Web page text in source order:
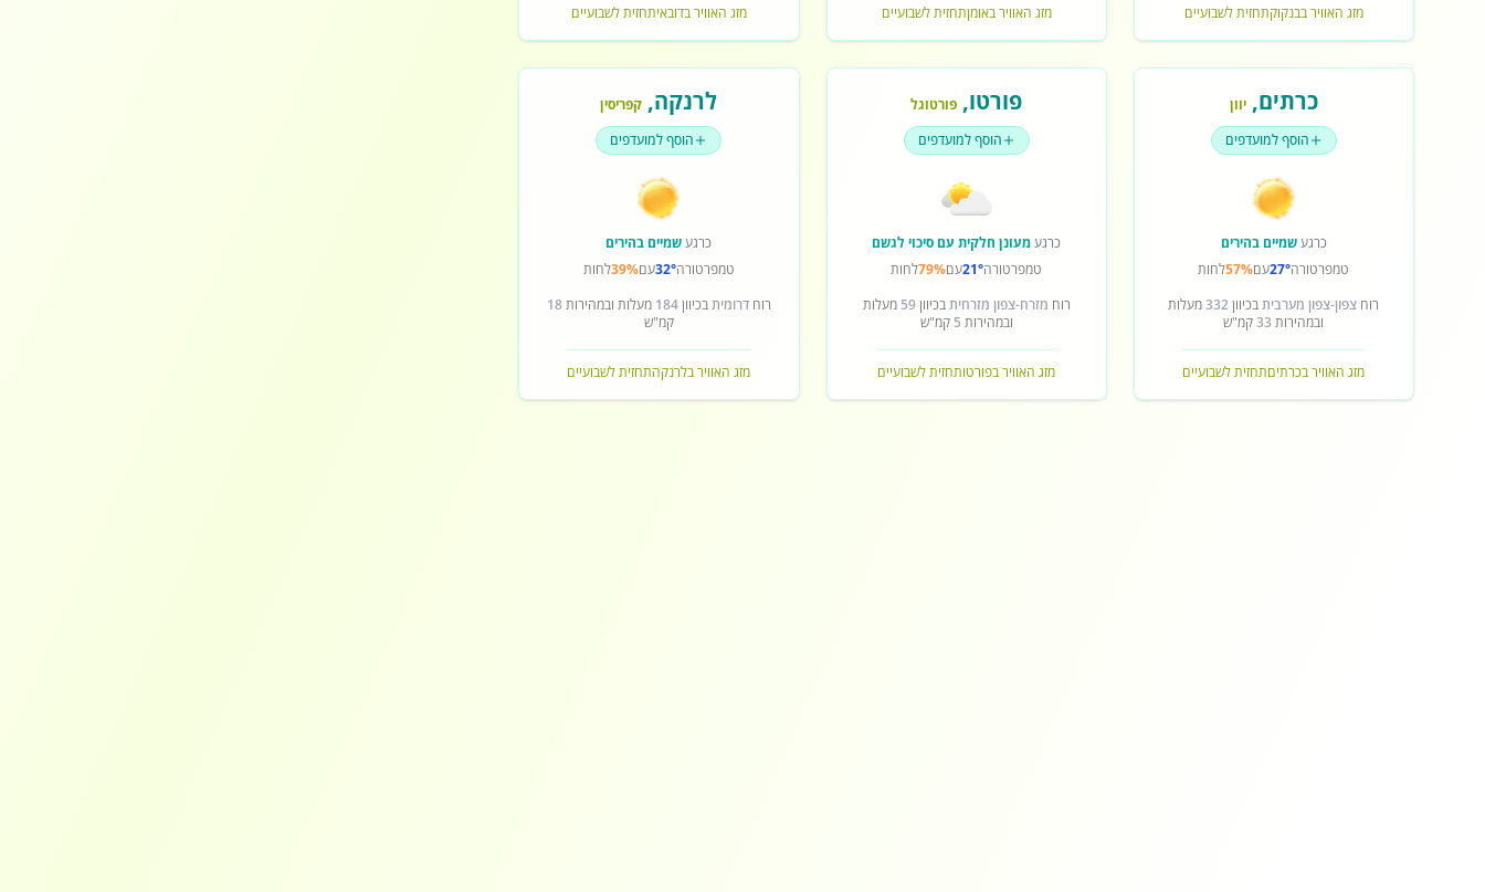
מזג האוויר בבנקוקתחזית לשבועיים מזג האוויר באומןתחזית לשבועיים מזג האוויר בדובאיתחזית לשבועיים
כרתים,יוון
הוסף למועדפים
כרגעשמיים בהירים
טמפרטורה27°עם57%לחות
רוח צפון-צפון מערביתבכיוון332מעלות
ובמהירות 33קמ"ש
מזג האוויר בכרתיםתחזית לשבועיים
פורטו, פורטוגל
הוסף למועדפים
כרגעמעונן חלקית עם סיכוי לגשם
טמפרטורה21°עם79%לחות
רוח מזרח-צפון מזרחיתבכיוון59 מעלות
ובמהירות 5 קמ"ש
מזג האוויר בפורטותחזית לשבועיים
לרנקה, קפריסין
הוסף למועדפים
כרגעשמיים בהירים
טמפרטורה32°עם39%לחות
רוחדרומיתבכיוון184 מעלות ובמהירות18
קמ"ש
מזג האוויר בלרנקהתחזית לשבועיים